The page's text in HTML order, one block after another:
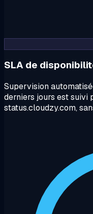
SLA de
Supervision
derniers jours est suivi
status.cloudzy.com,